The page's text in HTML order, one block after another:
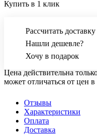
Купить в 1 клик
Рассчитать доставку
Нашли дешевле?
Хочу в подарок
Цена действительна
может отличаться от цен
Отзывы
Характеристики
Оплата
Доставка